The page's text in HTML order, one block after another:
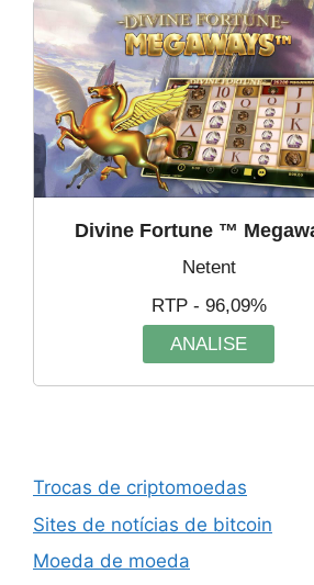
Divine Fortune ™
Netent
RTP - 96,09%
ANALISE
Trocas de criptomoedas
Sites de notícias de bitcoin
Moeda de moeda